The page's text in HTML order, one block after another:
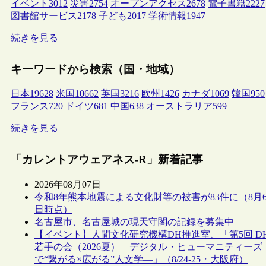
イベント 3012 災害2754 オープンアクセス2678 電子書籍2227
図書館サービス2178 子ども2017 学術情報1947
続きを見る
キーワードから検索（国・地域）
日本19628 米国 10662 英国3216 欧州 1426 カナダ1069 韓国950
フランス720 ドイツ681 中国638 オーストラリア599
続きを見る
「カレントアウェアネス-R」新着記事
2026年08月07日
令和8年熊本地震による文化財等の被害が83件に（8月
日時点）
名古屋市、名古屋城の現天守閣の記録を募集中
【イベント】人間文化研究機構DH推進室、「第5回
若手の会（2026夏）―デジタル・ヒューマニティーズ
で“繋がる×広がる”人文学―」（8/24-25・大阪府）